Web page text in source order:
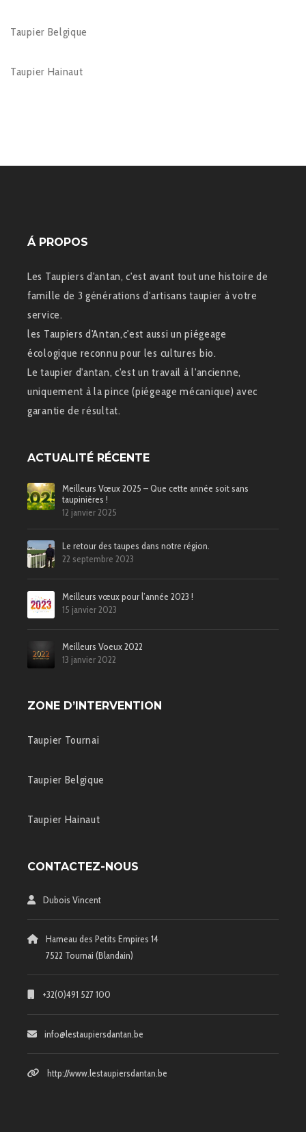
Taupier Belgique
Taupier Hainaut
Á PROPOS
Les Taupiers d'antan, c'est avant tout une histoire de
famille de 3 générations d'artisans taupier à votre
service.
les Taupiers d'Antan,c'est aussi un piégeage
écologique reconnu pour les cultures bio.
Le taupier d'antan, c'est un travail à l'ancienne,
uniquement à la pince (piégeage mécanique) avec
garantie de résultat.
ACTUALITÉ RÉCENTE
Meilleurs Vœux 2025 – Que cette année soit sans
taupinières !
12 janvier 2025
Le retour des taupes dans notre région.
22 septembre 2023
Meilleurs vœux pour l’année 2023 !
15 janvier 2023
Meilleurs Voeux 2022
13 janvier 2022
ZONE D’INTERVENTION
Taupier Tournai
Taupier Belgique
Taupier Hainaut
CONTACTEZ-NOUS
Dubois Vincent
Hameau des Petits Empires 14
7522 Tournai (Blandain)
+32(0)491 527 100
info@lestaupiersdantan.be
http://www.lestaupiersdantan.be